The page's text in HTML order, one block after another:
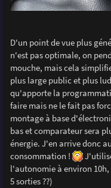
D'un point de vue plus
n'est pas optimale, on
mouche, mais cela
plus large public et plus
qu'apporte la
faire mais ne le fait pas
montage à base
bas et comparateur sera
énergie. J'en arrive donc
consommation !
l'autonomie à environ
5 sorties ??)